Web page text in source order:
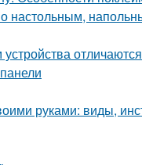
настольным,
отличаются
руками: виды,